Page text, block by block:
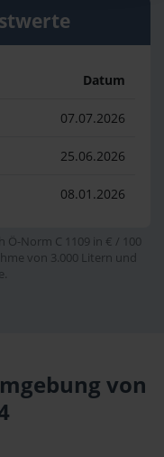
Datum
07.07.2026
25.06.2026
08.01.2026
Ö-Norm C 1109 in € / 100
von 3.000 Litern und
von